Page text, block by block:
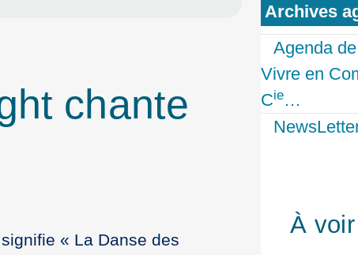
chante
« La Danse des
Archives
Agenda de
Vivre en
Cie…
À